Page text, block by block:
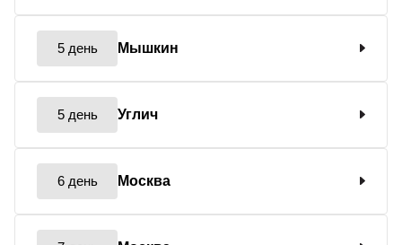
5 день Мышкин
5 день Углич
6 день Москва